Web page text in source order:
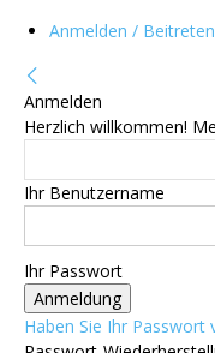
Anmelden / Beitreten
Anmelden
Herzlich willkommen!
Ihr Benutzername
Ihr Passwort
Haben Sie Ihr Passwort